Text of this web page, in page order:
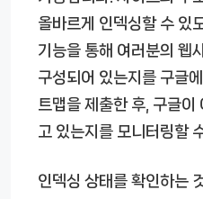
올바르게 인덱싱할 수 있
기능을 통해 여러분의 웹
구성되어 있는지를 구글
트맵을 제출한 후, 구글
고 있는지를 모니터링할
인덱싱 상태를 확인하는